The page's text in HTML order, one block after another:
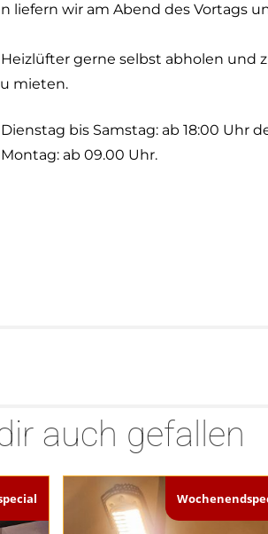
liefern wir am Abend des Vortags
gerne selbst abholen und
mieten.
bis Samstag: ab 18:00 Uhr
ab 09.00 Uhr.
auch gefallen